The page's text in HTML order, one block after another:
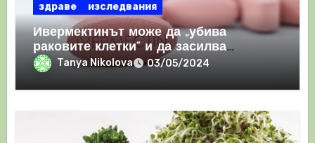
здраве изследвания
Ивермектинът може да „убива
раковите клетки“ и да засилва
имунния отговор
Tanya Nikolova 03/05/2024